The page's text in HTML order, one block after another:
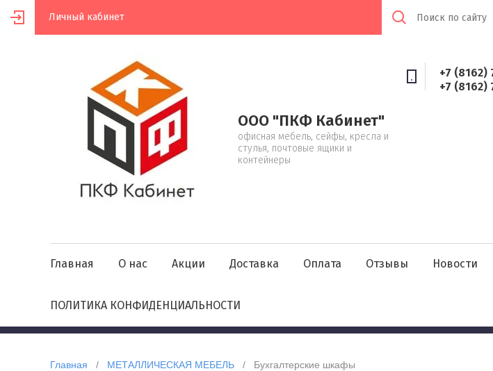
Личный кабинет
ООО "ПКФ Кабинет"
офисная мебель, сейфы, кресла и
стулья, почтовые ящики и
контейнеры
+7 (8162)
+7 (8162)
Главная О нас Акции Доставка Оплата Отзывы Новости
ПОЛИТИКА КОНФИДЕНЦИАЛЬНОСТИ
Главная
   /
МЕТАЛЛИЧЕСКАЯ МЕБЕЛЬ
   /   Бухгалтерские шкафы